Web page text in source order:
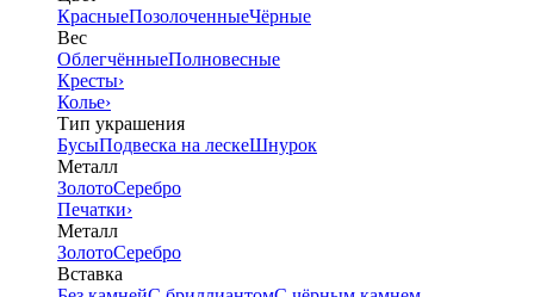
КрасныеПозолоченныеЧёрные
Вес
ОблегчённыеПолновесные
Кресты›
Колье›
Тип украшения
БусыПодвеска на лескеШнурок
Металл
ЗолотоСеребро
Печатки›
Металл
ЗолотоСеребро
Вставка